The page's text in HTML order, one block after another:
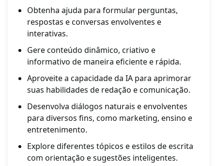
Obtenha ajuda para formular perguntas,
respostas e conversas envolventes e
interativas.
Gere conteúdo dinâmico, criativo e
informativo de maneira eficiente e rápida.
Aproveite a capacidade da IA para aprimorar
suas habilidades de redação e comunicação.
Desenvolva diálogos naturais e envolventes
para diversos fins, como marketing, ensino e
entretenimento.
Explore diferentes tópicos e estilos de escrita
com orientação e sugestões inteligentes.